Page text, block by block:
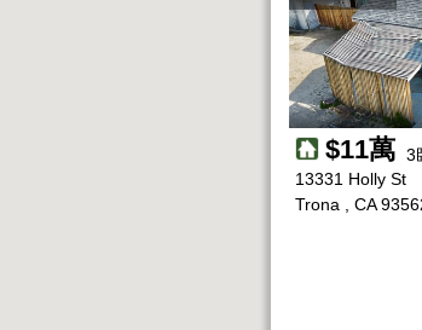
$11萬 3
13331 Holly St
Trona , CA